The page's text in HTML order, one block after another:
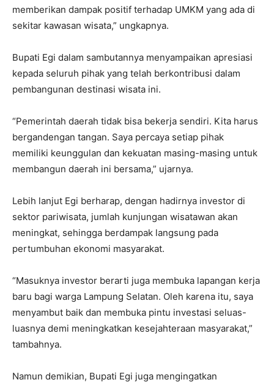
memberikan dampak positif terhadap UMKM yang ada di
sekitar kawasan wisata,” ungkapnya.
Bupati Egi dalam sambutannya menyampaikan apresiasi
kepada seluruh pihak yang telah berkontribusi dalam
pembangunan destinasi wisata ini.
“Pemerintah daerah tidak bisa bekerja sendiri. Kita harus
bergandengan tangan. Saya percaya setiap pihak
memiliki keunggulan dan kekuatan masing-masing untuk
membangun daerah ini bersama,” ujarnya.
Lebih lanjut Egi berharap, dengan hadirnya investor di
sektor pariwisata, jumlah kunjungan wisatawan akan
meningkat, sehingga berdampak langsung pada
pertumbuhan ekonomi masyarakat.
“Masuknya investor berarti juga membuka lapangan kerja
baru bagi warga Lampung Selatan. Oleh karena itu, saya
menyambut baik dan membuka pintu investasi seluas-
luasnya demi meningkatkan kesejahteraan masyarakat,”
tambahnya.
Namun demikian, Bupati Egi juga mengingatkan